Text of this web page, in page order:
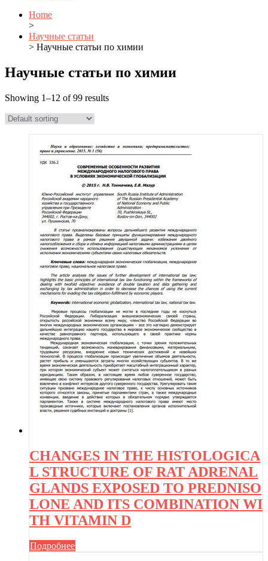
Home
>
Научные статьи
> Научные статьи по химии
Научные статьи по химии
Showing 1–12 of 99 results
CHANGES IN THE HISTOLOGICA
L STRUCTURE OF RAT ADRENAL
GLANDS EXPOSED TO PREDNISO
LONE AND ITS COMBINATION WI
TH VITAMIN D
Подробнее